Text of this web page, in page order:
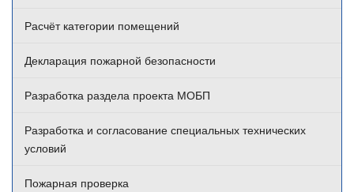
Расчёт категории помещений
Декларация пожарной безопасности
Разработка раздела проекта МОБП
Разработка и согласование специальных технических
условий
Пожарная проверка